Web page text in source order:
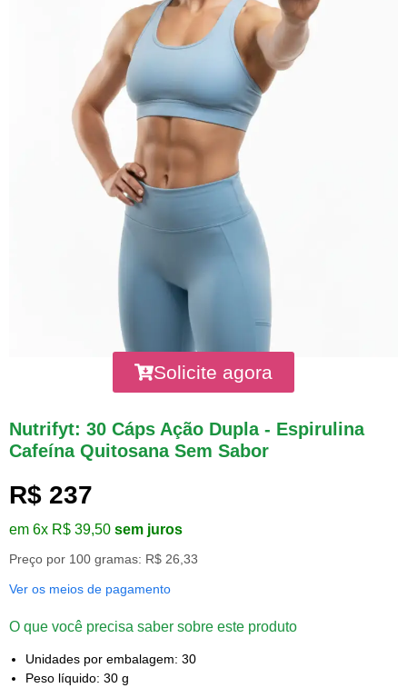
Solicite agora
Nutrifyt: 30 Cáps Ação Dupla - Espirulina
Cafeína Quitosana Sem Sabor
R$ 237
em 6x R$ 39,50 sem juros
Preço por 100 gramas: R$ 26,33
Ver os meios de pagamento
O que você precisa saber sobre este produto
Unidades por embalagem: 30
Peso líquido: 30 g